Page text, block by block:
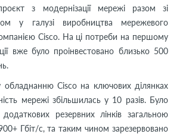
з модернізації мережі разом зі
у галузі виробництва мережевого
Cisco. На ці потреби на першому
вже було проінвестовано близько 500
обладнанню Cisco на ключових ділянках
мережі збільшилась у 10 разів. Було
резервних лінків загальною
Гбіт/c, та таким чином зарезервовано